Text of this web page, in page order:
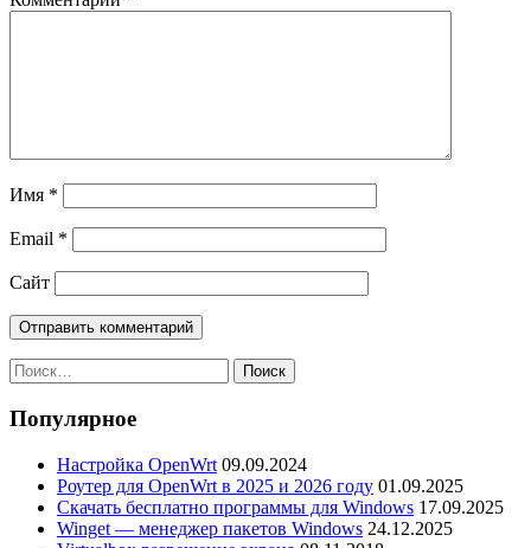
Имя *
Email *
Сайт
Найти:
Популярное
Настройка OpenWrt 09.09.2024
Роутер для OpenWrt в 2025 и 2026 году 01.09.2025
Скачать бесплатно программы для Windows 17.09.2025
Winget — менеджер пакетов Windows 24.12.2025